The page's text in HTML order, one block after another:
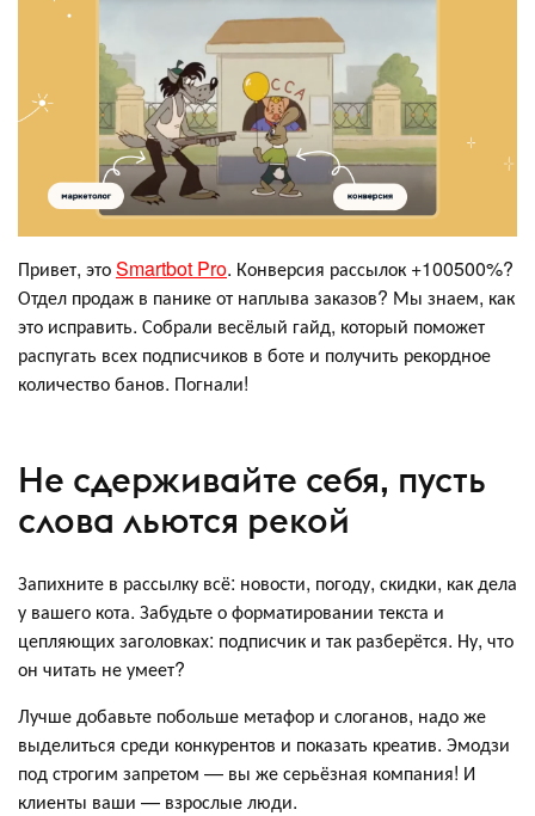
Привет, этоSmartbot Pro. Конверсия рассылок +100500%?
Отдел продаж в панике от наплыва заказов? Мы знаем, как
это исправить. Собрали весёлый гайд, который поможет
распугать всех подписчиков в боте и получить рекордное
количество банов. Погнали!
Не сдерживайте себя, пусть
слова льются рекой
Запихните в рассылку всё: новости, погоду, скидки, как дела
у вашего кота. Забудьте о форматировании текста и
цепляющих заголовках: подписчик и так разберётся. Ну, что
он читать не умеет?
Лучше добавьте побольше метафор и слоганов, надо же
выделиться среди конкурентов и показать креатив. Эмодзи
под строгим запретом — вы же серьёзная компания! И
клиенты ваши — взрослые люди.